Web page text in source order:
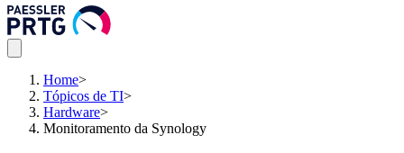
Home>
Tópicos de TI>
Hardware>
Monitoramento da Synology